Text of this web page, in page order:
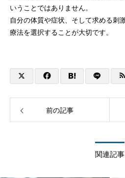
いうことではありません。
自分の体質や症状、そして求める刺
療法を選択することが大切です。
前の記事
関連記事